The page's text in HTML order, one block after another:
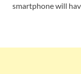
smartphone will